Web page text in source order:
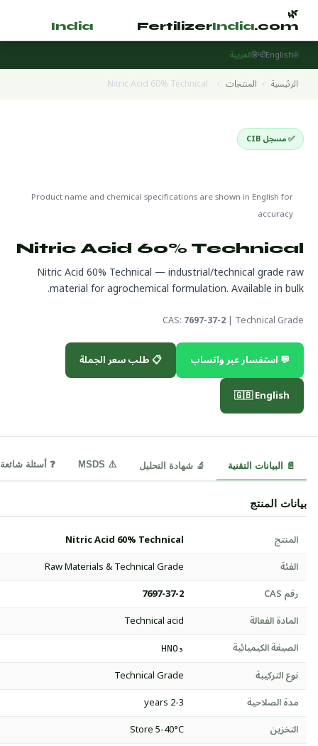
🌿
FertilizerIndia.com
India
🌐
English
हिन्दीالعربية
الرئيسية › المنتجات ›
Nitric Acid 60% Technical
✅ مسجل CIB
Product name and chemical specifications are shown in English for
accuracy
Nitric Acid 60% Technical
Nitric Acid 60% Technical — industrial/technical grade raw
material for agrochemical formulation. Available in bulk.
CAS:7697-37-2 | Technical Grade
💬 استفسار عبر واتساب
📋 طلب سعر الجملة
🇬🇧 English
📄 البيانات التقنية 🔬 شهادة التحليل ⚠️ MSDS ❓ أسئلة شائعة
بيانات المنتج
المنتج
Nitric Acid 60% Technical
الفئة
Raw Materials & Technical Grade
رقم CAS
7697-37-2
المادة الفعالة
Technical acid
الصيغة الكيميائية
HNO₃
نوع التركيبة
Technical Grade
مدة الصلاحية
2-3 years
التخزين
Store 5-40°C